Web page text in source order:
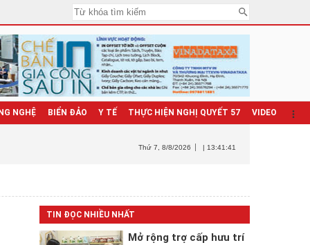
NGHỆ BIỂN ĐẢO Y TẾ THỰC HIỆN NGHỊ QUYẾT 57 VIDEO
Thứ 7 , 8/8/2026 | 13:41:42
TIN ĐỌC NHIỀU NHẤT
Mở rộng trợ cấp hưu trí